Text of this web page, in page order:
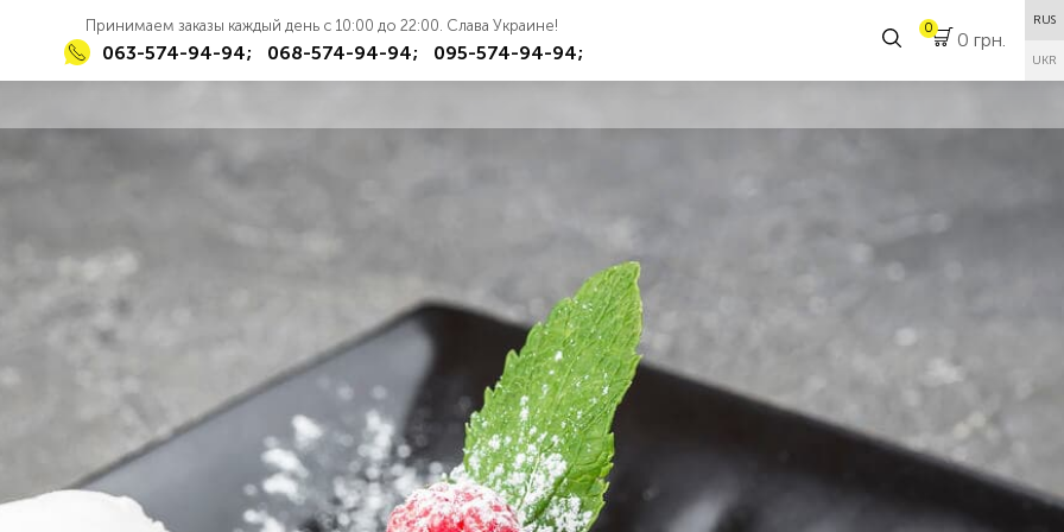
Принимаем заказы каждый день с 10:00 до 22:00. Слава Украине!
063-574-94-94; 068-574-94-94; 095-574-94-94;
0
0 грн.
RUS
UKR